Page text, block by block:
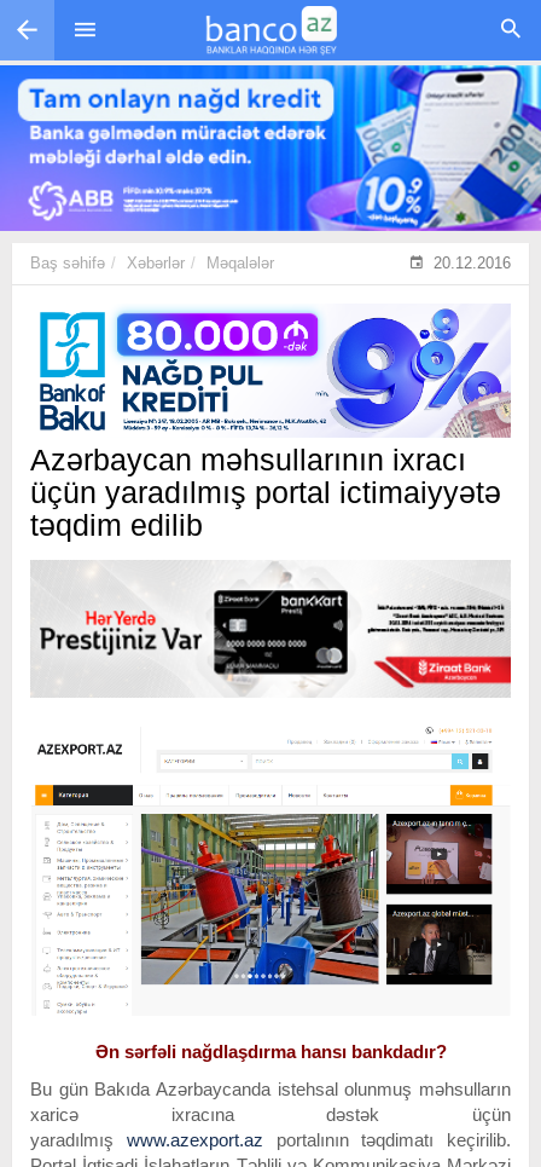
Skip to main content
Baş səhifə Xəbərlər Məqalələr 20.12.2016
Azərbaycan məhsullarının ixracı
üçün yaradılmış portal ictimaiyyətə
təqdim edilib
Ən sərfəli nağdlaşdırma hansı bankdadır?
Bu gün Bakıda Azərbaycanda istehsal olunmuş məhsulların
xaricə ixracına dəstək üçün
yaradılmış www.azexport.az portalının təqdimatı keçirilib.